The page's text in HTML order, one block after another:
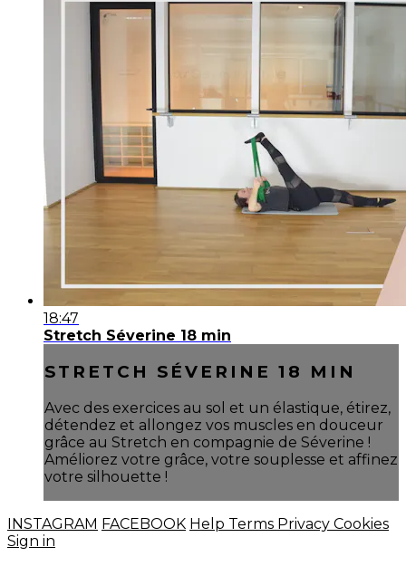
18:47
Stretch Séverine 18 min
STRETCH SÉVERINE 18 MIN
Avec des exercices au sol et un élastique, étirez,
détendez et allongez vos muscles en douceur
grâce au Stretch en compagnie de Séverine !
Améliorez votre grâce, votre souplesse et affinez
votre silhouette !
INSTAGRAM FACEBOOK Help Terms Privacy Cookies
Sign in